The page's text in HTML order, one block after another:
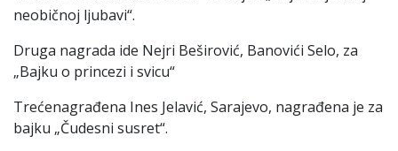
neobičnoj ljubavi“.
Druga nagrada ide Nejri Beširović, Banovići Selo, za
„Bajku o princezi i svicu“
Trećenagrađena Ines Jelavić, Sarajevo, nagrađena je za
bajku „Čudesni susret“.